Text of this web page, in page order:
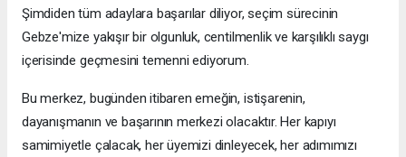
Şimdiden tüm adaylara başarılar diliyor, seçim sürecinin
Gebze'mize yakışır bir olgunluk, centilmenlik ve karşılıklı saygı
içerisinde geçmesini temenni ediyorum.
Bu merkez, bugünden itibaren emeğin, istişarenin,
dayanışmanın ve başarının merkezi olacaktır. Her kapıyı
samimiyetle çalacak, her üyemizi dinleyecek, her adımımızı